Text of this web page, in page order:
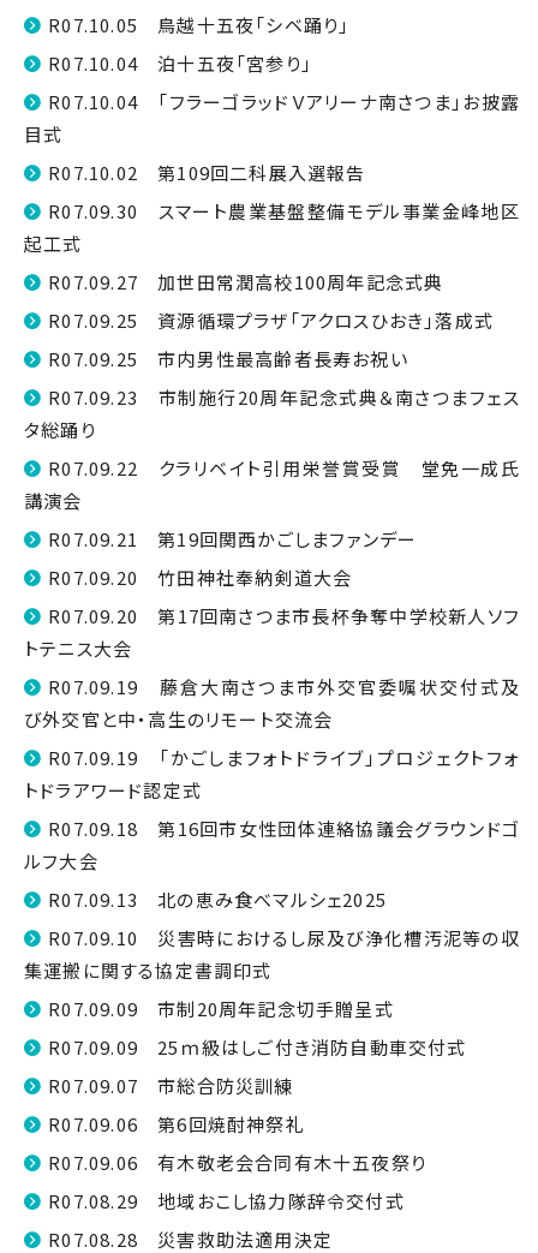
R07.10.05 鳥越十五夜「シベ踊り」
R07.10.04 泊十五夜「宮参り」
R07.10.04 「フラーゴラッドＶアリーナ南さつま」お披露
目式
R07.10.02 第109回二科展入選報告
R07.09.30 スマート農業基盤整備モデル事業金峰地区
起工式
R07.09.27 加世田常潤高校100周年記念式典
R07.09.25 資源循環プラザ「アクロスひおき」落成式
R07.09.25 市内男性最高齢者長寿お祝い
R07.09.23 市制施行20周年記念式典＆南さつまフェス
タ総踊り
R07.09.22 クラリベイト引用栄誉賞受賞 堂免一成氏
講演会
R07.09.21 第19回関西かごしまファンデー
R07.09.20 竹田神社奉納剣道大会
R07.09.20 第17回南さつま市長杯争奪中学校新人ソフ
トテニス大会
R07.09.19 藤倉大南さつま市外交官委嘱状交付式及
び外交官と中・高生のリモート交流会
R07.09.19 「かごしまフォトドライブ」プロジェクトフォ
トドラアワード認定式
R07.09.18 第16回市女性団体連絡協議会グラウンドゴ
ルフ大会
R07.09.13 北の恵み食べマルシェ2025
R07.09.10 災害時におけるし尿及び浄化槽汚泥等の収
集運搬に関する協定書調印式
R07.09.09 市制20周年記念切手贈呈式
R07.09.09 25ｍ級はしご付き消防自動車交付式
R07.09.07 市総合防災訓練
R07.09.06 第6回焼酎神祭礼
R07.09.06 有木敬老会合同有木十五夜祭り
R07.08.29 地域おこし協力隊辞令交付式
R07.08.28 災害救助法適用決定